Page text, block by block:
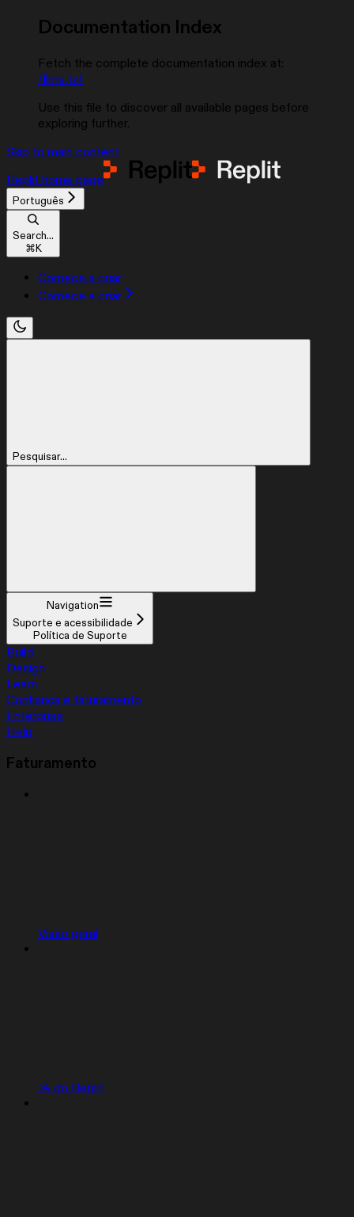
Documentation Index
Fetch the complete documentation index at:
/llms.txt
Use this file to discover all available pages before
exploring further.
Skip to main content
Replit home page
Português
Search...
⌘K
Comece a criar
Comece a criar
Pesquisar...
Navigation
Suporte e acessibilidade
Política de Suporte
Build
Design
Learn
Confiança e faturamento
Enterprise
Help
Faturamento
Visão geral
IA do Replit